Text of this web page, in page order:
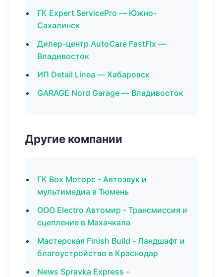
ГК Expert ServicePro — Южно-
Сахалинск
Дилер-центр AutoCare FastFix —
Владивосток
ИП Detail Linea — Хабаровск
GARAGE Nord Garage — Владивосток
Другие компании
ГК Box Моторс - Автозвук и
мультимедиа в Тюмень
ООО Electro Автомир - Трансмиссия и
сцепление в Махачкала
Мастерская Finish Build - Ландшафт и
благоустройство в Краснодар
News Spravka Express -